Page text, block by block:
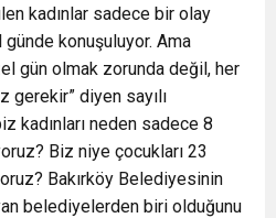
kadınlar sadece bir olay
konuşuluyor. Ama
gün olmak zorunda değil, her
gerekir” diyen sayılı
kadınları neden sadece 8
Biz niye çocukları 23
Bakırköy Belediyesinin
belediyelerden biri olduğunu